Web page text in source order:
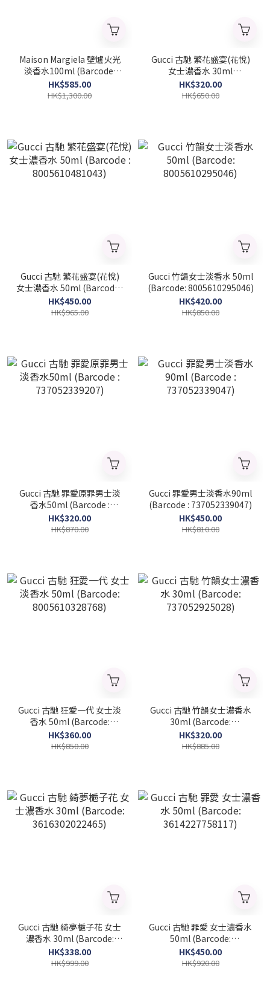
Maison Margiela 壁爐火光
淡香水100ml (Barcode:
3614270562112)
HK$585.00
HK$1,300.00
Gucci 古馳 繁花盛宴(花悅)
女士濃香水 30ml
(Barcode：
8005610481081)
HK$320.00
HK$650.00
Gucci 古馳 繁花盛宴(花悅)
女士濃香水 50ml (Barcode :
8005610481043)
HK$450.00
HK$965.00
Gucci 竹韻女士淡香水 50ml
(Barcode: 8005610295046)
HK$420.00
HK$850.00
Gucci 古馳 罪愛原罪男士淡
香水50ml (Barcode :
737052339207)
HK$320.00
HK$870.00
Gucci 罪愛男士淡香水90ml
(Barcode : 737052339047)
HK$450.00
HK$810.00
Gucci 古馳 狂愛一代 女士淡
香水 50ml (Barcode:
8005610328768)
HK$360.00
HK$850.00
Gucci 古馳 竹韻女士濃香水
30ml (Barcode:
737052925028)
HK$320.00
HK$885.00
Gucci 古馳 綺夢梔子花 女士
濃香水 30ml (Barcode:
3616302022465)
HK$338.00
HK$999.00
Gucci 古馳 罪愛 女士濃香水
50ml (Barcode:
3614227758117)
HK$450.00
HK$920.00